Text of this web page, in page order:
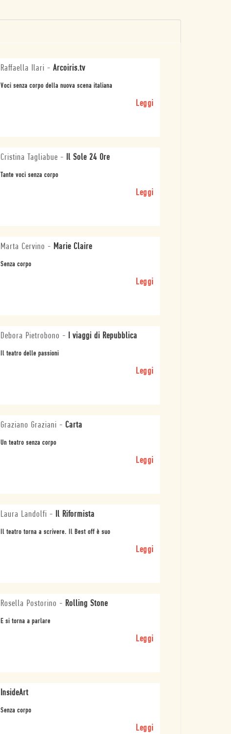
Raffaella Ilari - Arcoiris.tv
Voci senza corpo della nuova scena italiana
Leggi
Cristina Tagliabue - Il Sole 24 Ore
Tante voci senza corpo
Leggi
Marta Cervino - Marie Claire
Senza corpo
Leggi
Debora Pietrobono - I viaggi di Repubblica
Il teatro delle passioni
Leggi
Graziano Graziani - Carta
Un teatro senza corpo
Leggi
Laura Landolfi - Il Riformista
Il teatro torna a scrivere. Il Best off è suo
Leggi
Rosella Postorino - Rolling Stone
E si torna a parlare
Leggi
InsideArt
Senza corpo
Leggi